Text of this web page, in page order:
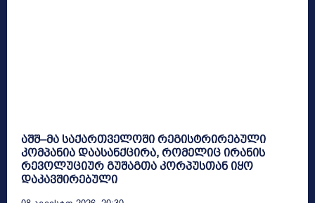
აშშ–მა საქართველოში რეგისტრირებული
კომპანია დაასანქცირა, რომელიც ირანის
რევოლუციურ გუშაგთა კორპუსთან იყო
დაკავშირებული